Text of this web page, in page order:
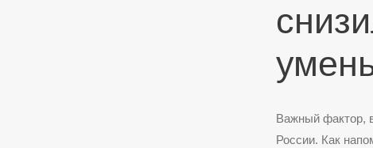
Важный фактор,
России. Как